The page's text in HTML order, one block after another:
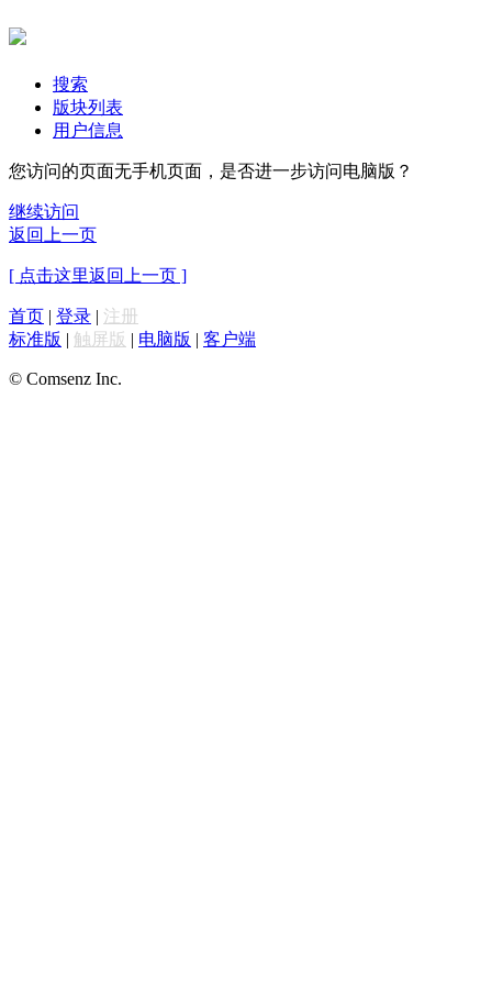
搜索
版块列表
用户信息
您访问的页面无手机页面，是否进一步访问电脑版？
继续访问
返回上一页
[ 点击这里返回上一页 ]
首页 | 登录 | 注册
标准版 | 触屏版 | 电脑版 | 客户端
© Comsenz Inc.